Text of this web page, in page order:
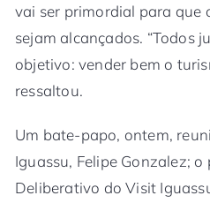
vai ser primordial para que
sejam alcançados. “Todos
objetivo: vender bem o
ressaltou.
Um bate-papo, ontem,
Iguassu, Felipe Gonzalez;
Deliberativo do Visit